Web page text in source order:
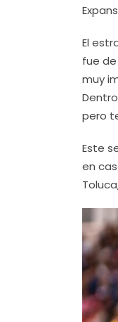
El
fue
muy
pero
Este
en